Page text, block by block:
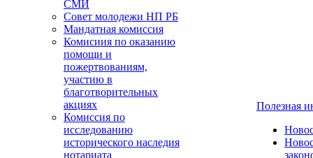
СМИ
Совет молодежи НП РБ
Мандатная комиссия
Комисиия по оказанию
помощи и
пожертвованиям,
участию в
благотворительных
акциях
Комиссия по
исследованию
исторического наследия
нотариата
Полезная